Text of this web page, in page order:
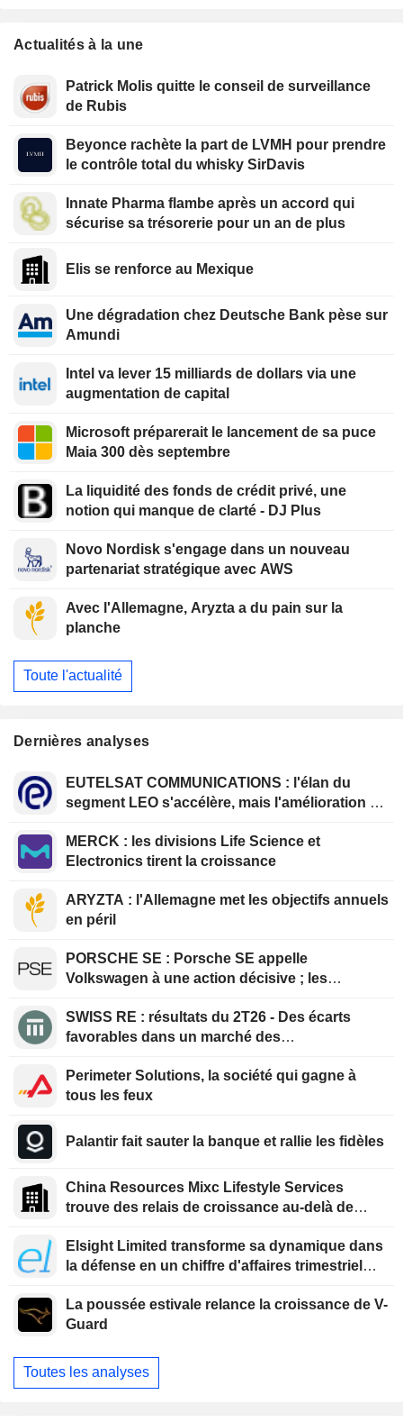
Actualités à la une
Patrick Molis quitte le conseil de surveillance
de Rubis
Beyonce rachète la part de LVMH pour prendre
le contrôle total du whisky SirDavis
Innate Pharma flambe après un accord qui
sécurise sa trésorerie pour un an de plus
Elis se renforce au Mexique
Une dégradation chez Deutsche Bank pèse sur
Amundi
Intel va lever 15 milliards de dollars via une
augmentation de capital
Microsoft préparerait le lancement de sa puce
Maia 300 dès septembre
La liquidité des fonds de crédit privé, une
notion qui manque de clarté - DJ Plus
Novo Nordisk s'engage dans un nouveau
partenariat stratégique avec AWS
Avec l'Allemagne, Aryzta a du pain sur la
planche
Toute l'actualité
Dernières analyses
EUTELSAT COMMUNICATIONS : l'élan du
segment LEO s'accélère, mais l'amélioration de
MERCK : les divisions Life Science et
Electronics tirent la croissance
ARYZTA : l'Allemagne met les objectifs annuels
en péril
PORSCHE SE : Porsche SE appelle
Volkswagen à une action décisive ; les
confirmées
SWISS RE : résultats du 2T26 - Des écarts
favorables dans un marché des
Perimeter Solutions, la société qui gagne à
tous les feux
Palantir fait sauter la banque et rallie les fidèles
China Resources Mixc Lifestyle Services
trouve des relais de croissance au-delà de
Elsight Limited transforme sa dynamique dans
la défense en un chiffre d'affaires trimestriel
La poussée estivale relance la croissance de V-
Guard
Toutes les analyses